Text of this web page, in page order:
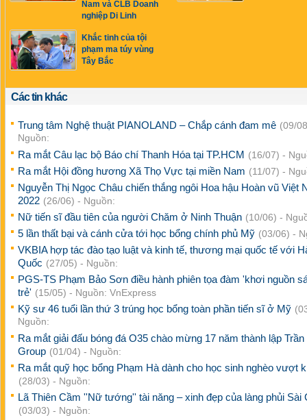
Nam và CLB Doanh
nghiệp Di Linh
Khắc tinh của tội
phạm ma túy vùng
Tây Bắc
Các tin khác
Trung tâm Nghệ thuật PIANOLAND – Chắp cánh đam mê (09/
Nguồn:
Ra mắt Câu lạc bộ Báo chí Thanh Hóa tại TP.HCM (16/07) -
Ra mắt Hội đồng hương Xã Thọ Vực tại miền Nam (11/07) -
Nguyễn Thị Ngọc Châu chiến thắng ngôi Hoa hậu Hoàn vũ Việt
2022 (26/06) - Nguồn:
Nữ tiến sĩ đầu tiên của người Chăm ở Ninh Thuận (10/06) -
5 lần thất bại và cánh cửa tới học bổng chính phủ Mỹ (03/06) -
VKBIA hợp tác đào tạo luật và kinh tế, thương mại quốc tế với
Quốc (27/05) - Nguồn:
PGS-TS Phạm Bảo Sơn điều hành phiên tọa đàm 'khơi nguồn
trẻ' (15/05) - Nguồn: VnExpress
Kỹ sư 46 tuổi lần thứ 3 trúng học bổng toàn phần tiến sĩ ở Mỹ
Nguồn:
Ra mắt giải đấu bóng đá O35 chào mừng 17 năm thành lập Trần
Group (01/04) - Nguồn:
Ra mắt quỹ học bổng Phạm Hà dành cho học sinh nghèo vượt
(28/03) - Nguồn:
Lã Thiên Cầm ''Nữ tướng'' tài năng – xinh đẹp của làng phủi Sài
(03/03) - Nguồn: